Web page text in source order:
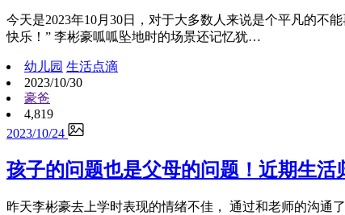
今天是2023年10月30日，对于大多数人来说是个平凡的不
快乐！” 李彬豪呱呱坠地时的场景还记忆犹…
幼儿园 生活点滴
2023/10/30
豪爸
4,819
2023/10/24
孩子的问题也是父母的问题！近期生活
昨天李彬豪去上学时表现的情绪不佳， 通过和老师的沟通